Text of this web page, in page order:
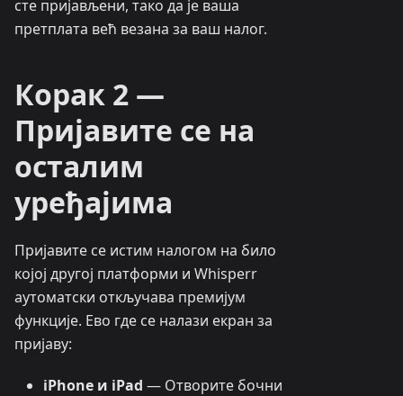
сте пријављени, тако да је ваша
претплата већ везана за ваш налог.
Корак 2 —
Пријавите се на
осталим
уређајима
Пријавите се истим налогом на било
којој другој платформи и Whisperr
аутоматски откључава премијум
функције. Ево где се налази екран за
пријаву:
iPhone и iPad — Отворите бочни